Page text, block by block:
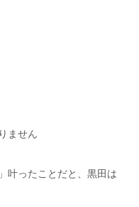
ません
叶ったことだと、黒田は